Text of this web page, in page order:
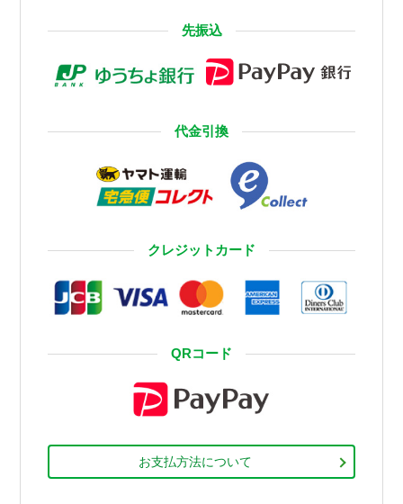
先振込
代金引換
クレジットカード
QRコード
お支払方法について